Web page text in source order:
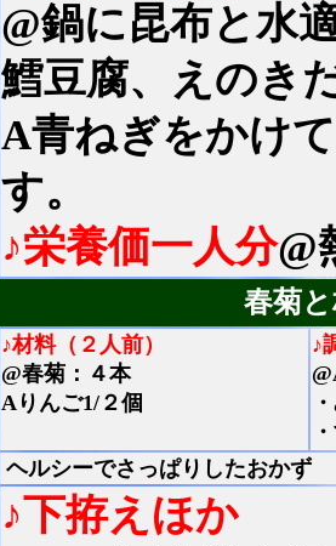
@鍋に昆布と水
鱈豆腐、えのき
A青ねぎをかけ
す。
♪栄養価一人分@
春菊
♪材料（２人前）
@春菊：４本
Aりんご1/２個
♪
ヘルシーでさっぱりしたおかず
♪下拵えほか